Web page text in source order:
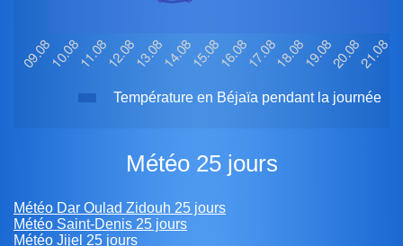
Température en Béjaïa pendant la journée
Météo 25 jours
Météo Dar Oulad Zidouh 25 jours
Météo Saint-Denis 25 jours
Météo Jijel 25 jours